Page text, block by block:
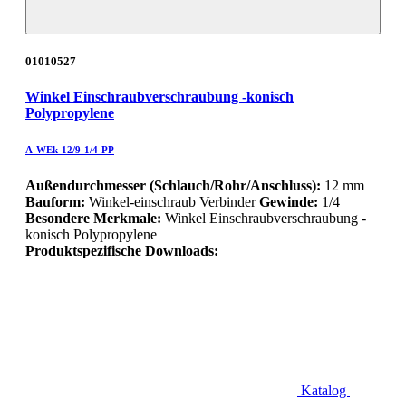
01010527
Winkel Einschraubverschraubung -konisch
Polypropylene
A-WEk-12/9-1/4-PP
Außendurchmesser (Schlauch/Rohr/Anschluss): 12 mm
Bauform: Winkel-einschraub VerbinderGewinde: 1/4
Besondere Merkmale: Winkel Einschraubverschraubung -
konisch Polypropylene
Produktspezifische Downloads:
Katalog